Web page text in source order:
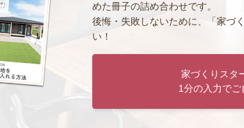
めた冊子の詰め合わせです。
後悔・失敗しないために、「家づ
い！
家づくりスタ
1分の入力で